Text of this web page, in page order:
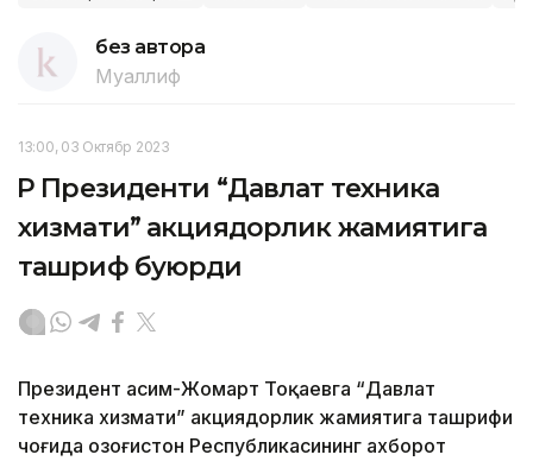
без автора
Муаллиф
13:00, 03 Октябр 2023
ҚР Президенти “Давлат техника
хизмати” акциядорлик жамиятига
ташриф буюрди
Президент Қасим-Жомарт Тоқаевга “Давлат
техника хизмати” акциядорлик жамиятига ташрифи
чоғида Қозоғистон Республикасининг ахборот